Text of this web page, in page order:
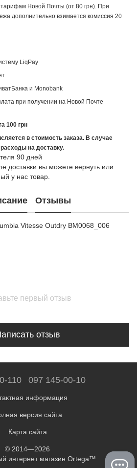
Новой Почты (от 80 грн). При
дополнительно взимается комиссия 20
LiqPay
и Monobank
при получении на Новой Почте
100 грн
в стоимость заказа. В случае
на доставку.
90 дней
доставки вы можете вернуть или
у нас товар.
Отзывы
Vitesse Outdry BM0068_006
первый отзыв
отзыв
110 097 145-00-10
информация
версия сайта
Карта сайта
© 2014—2026
интернет магазин Ortega™